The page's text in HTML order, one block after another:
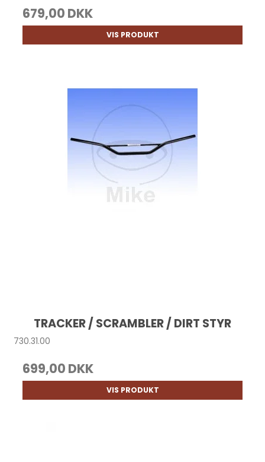
679,00 DKK
VIS PRODUKT
TRACKER / SCRAMBLER / DIRT STYR
730.31.00
699,00 DKK
VIS PRODUKT